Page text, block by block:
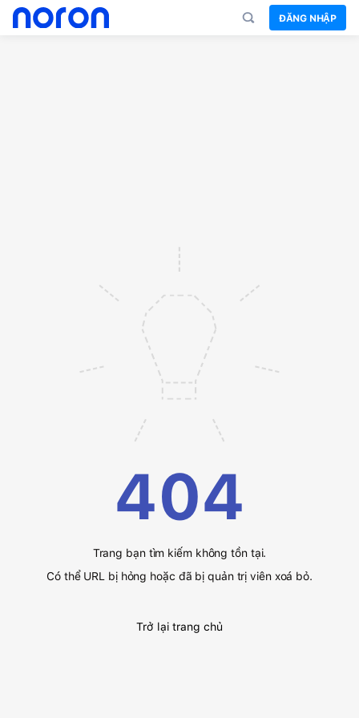
ĐĂNG NHẬP
404
Trang bạn tìm kiếm không tồn tại.
Có thể URL bị hỏng hoặc đã bị quản trị viên xoá bỏ.
Trở lại trang chủ